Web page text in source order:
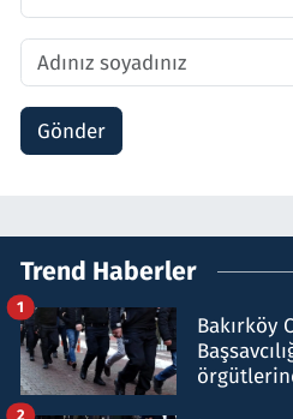
Gönder
Trend Haberler
Bakırköy
1
2